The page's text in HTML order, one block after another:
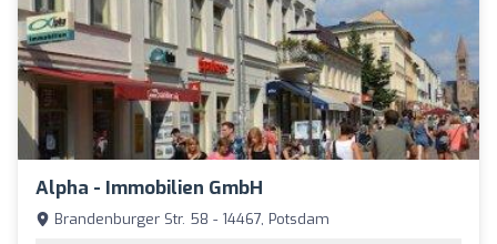
Alpha - Immobilien GmbH
Brandenburger Str. 58 - 14467, Potsdam